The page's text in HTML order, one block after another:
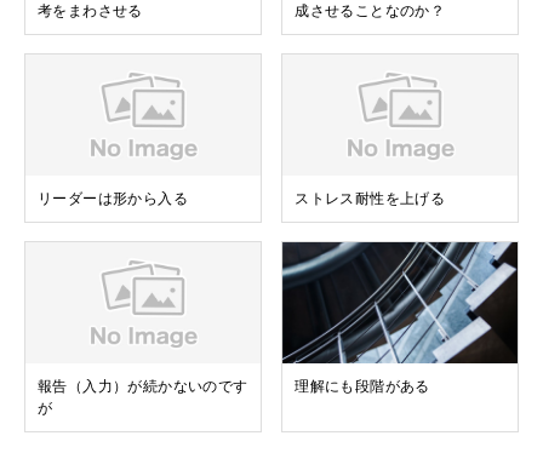
考をまわさせる
成させることなのか？
リーダーは形から入る ストレス耐性を上げる
報告（入力）が続かないのです
が
理解にも段階がある